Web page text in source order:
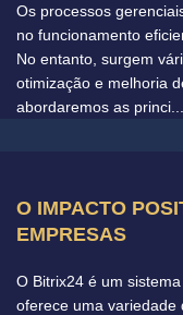
Os processos
no funcionamento
No entanto, surgem
otimização e melhoria
abordaremos as princi...
O IMPACTO
EMPRESAS
O Bitrix24 é um
oferece uma variedade